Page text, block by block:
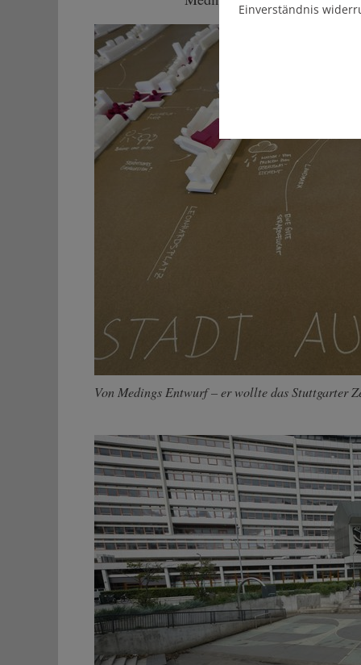
Von Medings Entwurf – er wollte das Stuttgarter
Einverständnis